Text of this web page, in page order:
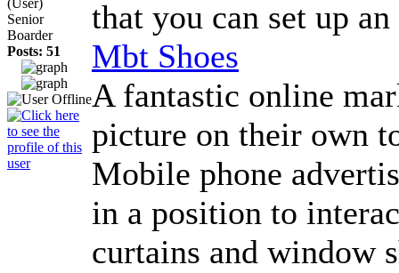
Senior
Boarder
Posts: 51
that you can set up
Mbt Shoes
A fantastic online
picture on their own
Mobile phone
in a position to
curtains and window